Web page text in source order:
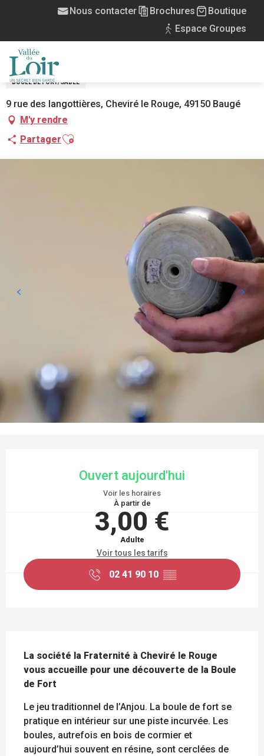
principal
Nous contacter Brochures
Boutique
Espace Groupes
Boule de fort La Fraternité à Cheviré le Rouge
BOULE DE FORT LA FRATERNITÉ À
CHEVIRÉ LE ROUGE
BOULE DE FORT/SABLE
9 rue des langottières, Cheviré le Rouge, 49150 Baugé
M'y rendre
PartagerAjouter aux favoris
Ouvert aujourd'hui
Voir les horaires
À partir de
3,00 €
Adulte
Voir tous les tarifs
02 41 90 10 ▒▒
La société la Fraternité à Cheviré le Rouge
vous accueille pour une découverte de la Boule
de Fort
Le jeu traditionnel de l’Anjou. La boule de fort se
pratique en intérieur sur une piste incurvée. Les
boules, autrefois en bois de cormier et
aujourd’hui souvent en résine, sont cerclées de